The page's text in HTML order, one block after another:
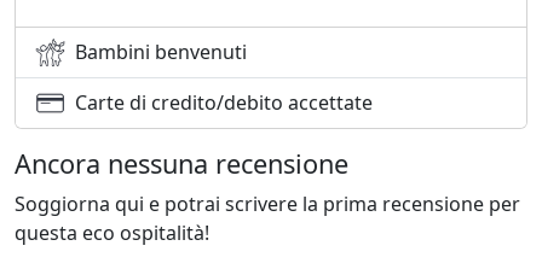
Bambini benvenuti
Carte di credito/debito accettate
Ancora nessuna recensione
Soggiorna qui e potrai scrivere la prima recensione per
questa eco ospitalità!